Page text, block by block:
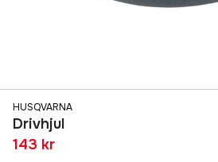
HUSQVARNA
Drivhjul
143 kr